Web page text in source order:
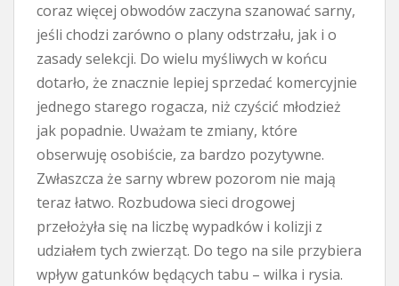
coraz więcej obwodów zaczyna szanować sarny,
jeśli chodzi zarówno o plany odstrzału, jak i o
zasady selekcji. Do wielu myśliwych w końcu
dotarło, że znacznie lepiej sprzedać komercyjnie
jednego starego rogacza, niż czyścić młodzież
jak popadnie. Uważam te zmiany, które
obserwuję osobiście, za bardzo pozytywne.
Zwłaszcza że sarny wbrew pozorom nie mają
teraz łatwo. Rozbudowa sieci drogowej
przełożyła się na liczbę wypadków i kolizji z
udziałem tych zwierząt. Do tego na sile przybiera
wpływ gatunków będących tabu – wilka i rysia.